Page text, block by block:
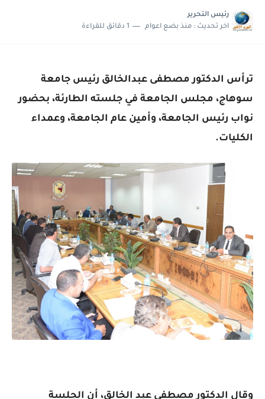
رئيس التحرير
اخر تحديث : منذ بضع اعوام 1 دقائق للقراءة
ترأس الدكتور مصطفى عبدالخالق رئيس جامعة
سوهاج، مجلس الجامعة في جلسته الطارئة، بحضور
نواب رئيس الجامعة، وأمين عام الجامعة، وعمداء
الكليات.
وقال الدكتور مصطفي عبد الخالق، أن الجلسة